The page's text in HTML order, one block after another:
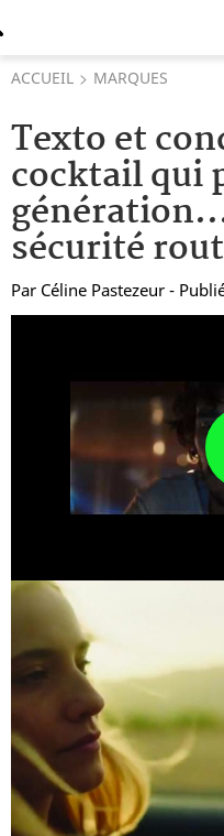
ACCUEIL MARQUES
Texto et
cocktail qui
sécurité
Par Céline Pastezeur -